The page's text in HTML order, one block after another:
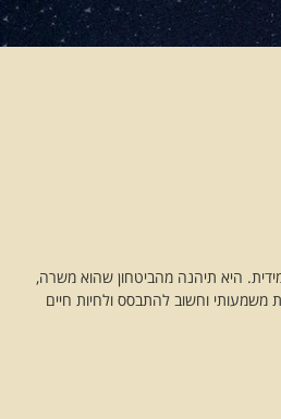
היא תיהנה מהביטחון שהוא משרה,
משמעותי וחשוב להתבסס ולחיות חיים